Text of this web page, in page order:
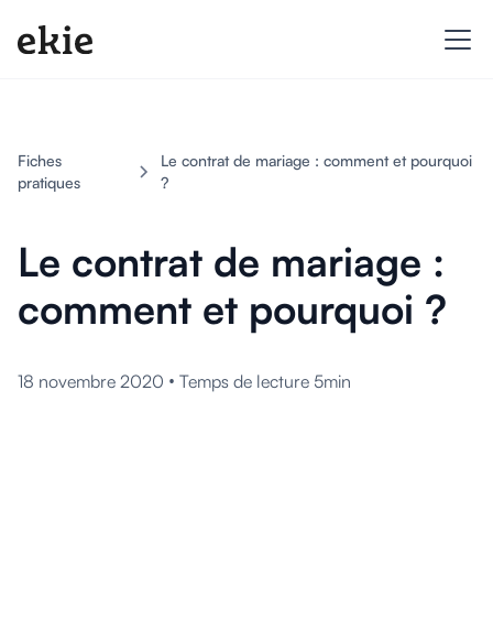
Fiches
pratiques
Le contrat de mariage : comment et pourquoi
?
Le contrat de mariage :
comment et pourquoi ?
18 novembre 2020 • Temps de lecture 5min